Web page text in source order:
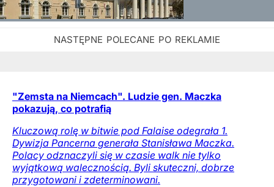
"Zemsta na Niemcach". Ludzie gen. Maczka
pokazują, co potrafią
Kluczową rolę w bitwie pod Falaise odegrała 1.
Dywizja Pancerna generała Stanisława Maczka.
Polacy odznaczyli się w czasie walk nie tylko
wyjątkową walecznością. Byli skuteczni, dobrze
przygotowani i zdeterminowani.